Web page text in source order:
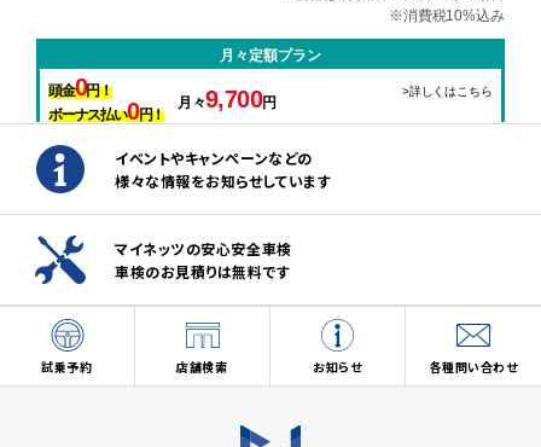
イベントやキャンペーンなどの
様々な情報をお知らせしています
マイネッツの安心安全車検
車検のお見積りは無料です
試乗予約 店舗検索 お知らせ 各種問い合わせ